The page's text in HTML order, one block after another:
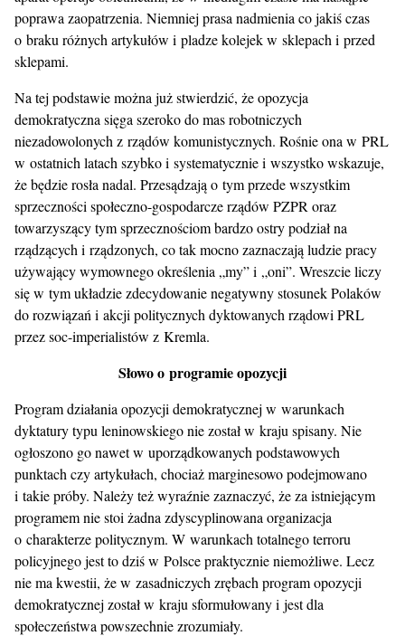
poprawa zaopatrzenia. Niemniej prasa nadmienia co jakiś czas
o braku różnych artykułów i pladze kolejek w sklepach i przed
sklepami.
Na tej podstawie można już stwierdzić, że opozycja
demokratyczna sięga szeroko do mas robotniczych
niezadowolonych z rządów komunistycznych. Rośnie ona w PRL
w ostatnich latach szybko i systematycznie i wszystko wskazuje,
że będzie rosła nadal. Przesądzają o tym przede wszystkim
sprzeczności społeczno-gospodarcze rządów PZPR oraz
towarzyszący tym sprzecznościom bardzo ostry podział na
rządzących i rządzonych, co tak mocno zaznaczają ludzie pracy
używający wymownego określenia „my” i „oni”. Wreszcie liczy
się w tym układzie zdecydowanie negatywny stosunek Polaków
do rozwiązań i akcji politycznych dyktowanych rządowi PRL
przez soc-imperialistów z Kremla.
Słowo o programie opozycji
Program działania opozycji demokratycznej w warunkach
dyktatury typu leninowskiego nie został w kraju spisany. Nie
ogłoszono go nawet w uporządkowanych podstawowych
punktach czy artykułach, chociaż marginesowo podejmowano
i takie próby. Należy też wyraźnie zaznaczyć, że za istniejącym
programem nie stoi żadna zdyscyplinowana organizacja
o charakterze politycznym. W warunkach totalnego terroru
policyjnego jest to dziś w Polsce praktycznie niemożliwe. Lecz
nie ma kwestii, że w zasadniczych zrębach program opozycji
demokratycznej został w kraju sformułowany i jest dla
społeczeństwa powszechnie zrozumiały.